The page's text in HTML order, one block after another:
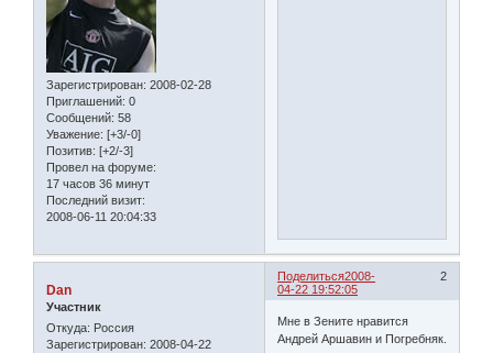
Зарегистрирован: 2008-02-28
Приглашений: 0
Сообщений: 58
Уважение: [+3/-0]
Позитив: [+2/-3]
Провел на форуме:
17 часов 36 минут
Последний визит:
2008-06-11 20:04:33
Поделиться 2
2008-
04-22 19:52:05
Dan
Участник
Откуда: Россия
Зарегистрирован: 2008-04-22
Мне в Зените нравится
Андрей Аршавин и Погребняк.